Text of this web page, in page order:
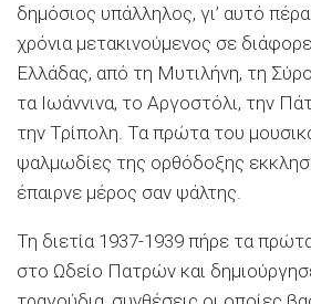
δημόσιος υπάλληλος, γι’ αυτό
χρόνια μετακινούμενος σε
Ελλάδας, από τη Μυτιλήνη, τη
τα Ιωάννινα, το Αργοστόλι, την
την Τρίπολη. Τα πρώτα του
ψαλμωδίες της ορθόδοξης
έπαιρνε μέρος σαν ψάλτης.
Τη διετία 1937-1939 πήρε τα
στο Ωδείο Πατρών και